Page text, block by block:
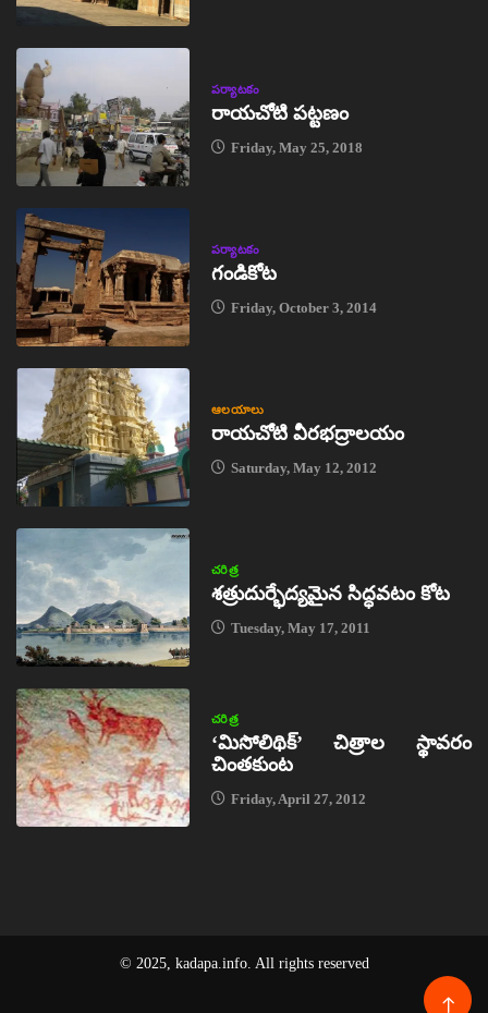
పర్యాటకం
రాయచోటి పట్టణం
Friday, May 25, 2018
పర్యాటకం
గండికోట
Friday, October 3, 2014
ఆలయాలు
రాయచోటి వీరభద్రాలయం
Saturday, May 12, 2012
చరిత్ర
శత్రుదుర్భేద్యమైన సిద్ధవటం కోట
Tuesday, May 17, 2011
చరిత్ర
‘మిసోలిథిక్‌’ చిత్రాల స్థావరం
చింతకుంట
Friday, April 27, 2012
© 2025, kadapa.info. All rights reserved